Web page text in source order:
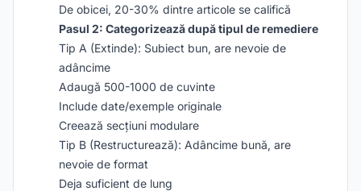
De obicei, 20-30% dintre articole se califică
Pasul 2: Categorizează după tipul de remediere
Tip A (Extinde): Subiect bun, are nevoie de
adâncime
Adaugă 500-1000 de cuvinte
Include date/exemple originale
Creează secțiuni modulare
Tip B (Restructurează): Adâncime bună, are
nevoie de format
Deja suficient de lung